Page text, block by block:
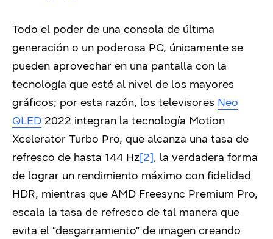
Todo el poder de una consola de última
generación o un poderosa PC, únicamente se
pueden aprovechar en una pantalla con la
tecnología que esté al nivel de los mayores
gráficos; por esta razón, los televisores Neo
QLED 2022 integran la tecnología Motion
Xcelerator Turbo Pro, que alcanza una tasa de
refresco de hasta 144 Hz[2], la verdadera forma
de lograr un rendimiento máximo con fidelidad
HDR, mientras que AMD Freesync Premium Pro,
escala la tasa de refresco de tal manera que
evita el “desgarramiento” de imagen creando